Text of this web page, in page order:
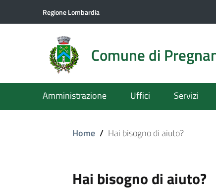
Regione Lombardia
Comune di
Amministrazione Uffici Servizi
Home / Hai bisogno di aiuto?
Hai bisogno di aiuto?